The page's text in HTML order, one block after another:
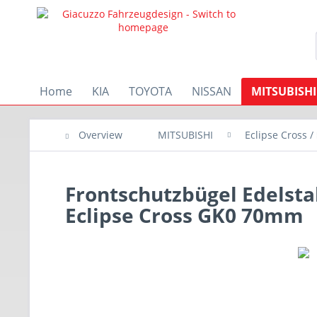
Home KIA TOYOTA NISSAN MITSUBISHI
Overview MITSUBISHI Eclipse Cross /
Frontschutzbügel
Eclipse Cross GK0 70mm